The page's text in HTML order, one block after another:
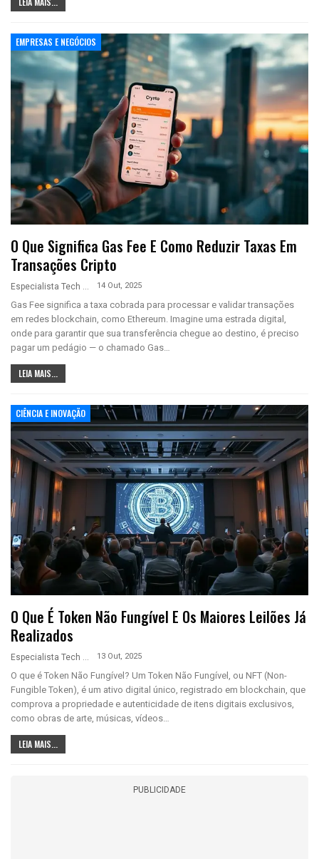
EMPRESAS E NEGÓCIOS
O Que Significa Gas Fee E Como Reduzir Taxas Em
Transações Cripto
Especialista Tech 14 Out, 2025
Gas Fee significa a taxa cobrada para processar e validar transações
em redes blockchain, como Ethereum. Imagine uma estrada digital,
onde para garantir que sua transferência chegue ao destino, é preciso
pagar um pedágio — o chamado Gas…
LEIA MAIS...
CIÊNCIA E INOVAÇÃO
O Que É Token Não Fungível E Os Maiores Leilões Já
Realizados
Especialista Tech 13 Out, 2025
O que é Token Não Fungível? Um Token Não Fungível, ou NFT (Non-
Fungible Token), é um ativo digital único, registrado em blockchain, que
comprova a propriedade e autenticidade de itens digitais exclusivos,
como obras de arte, músicas, vídeos…
LEIA MAIS...
PUBLICIDADE